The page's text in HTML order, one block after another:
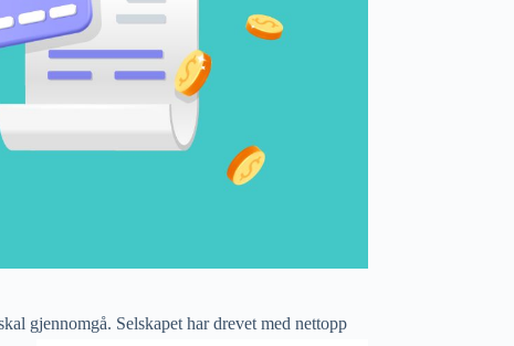
gjennomgå. Selskapet har drevet med nettopp